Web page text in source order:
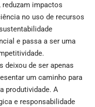
impactos
no uso de recursos
e passa a ser uma
deixou de ser apenas
um caminho para
produtividade. A
e responsabilidade